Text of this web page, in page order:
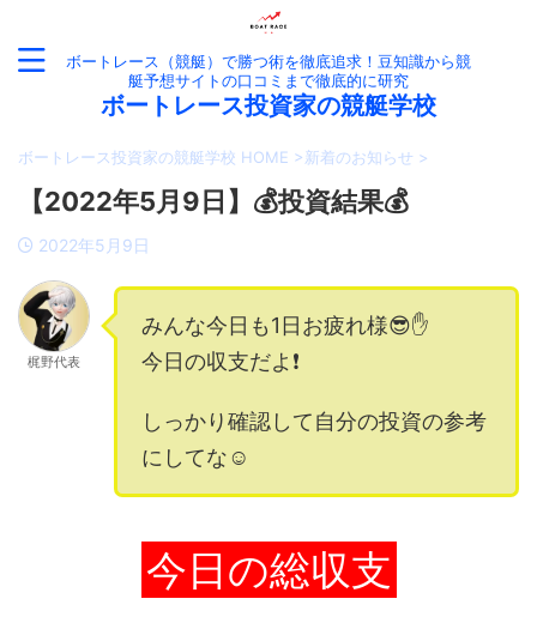
ボートレース（競艇）で勝つ術を徹底追求！豆知識から競
艇予想サイトの口コミまで徹底的に研究
ボートレース投資家の競艇学校
ボートレース投資家の競艇学校 HOME >新着のお知らせ >
【2022年5月9日】💰投資結果💰
2022年5月9日
梶野代表
みんな今日も1日お疲れ様😎✋
今日の収支だよ❗️
しっかり確認して自分の投資の参考
にしてな☺️
今日の総収支